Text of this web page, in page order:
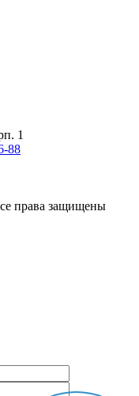
1
88
права защищены